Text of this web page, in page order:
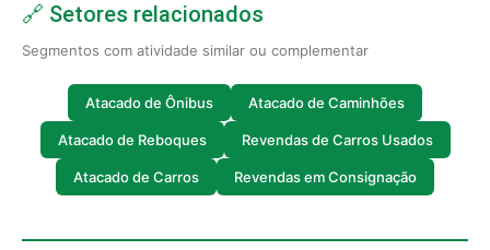
🔗 Setores relacionados
Segmentos com atividade similar ou complementar
Atacado de Ônibus Atacado de Caminhões
Atacado de Reboques Revendas de Carros Usados
Atacado de Carros Revendas em Consignação